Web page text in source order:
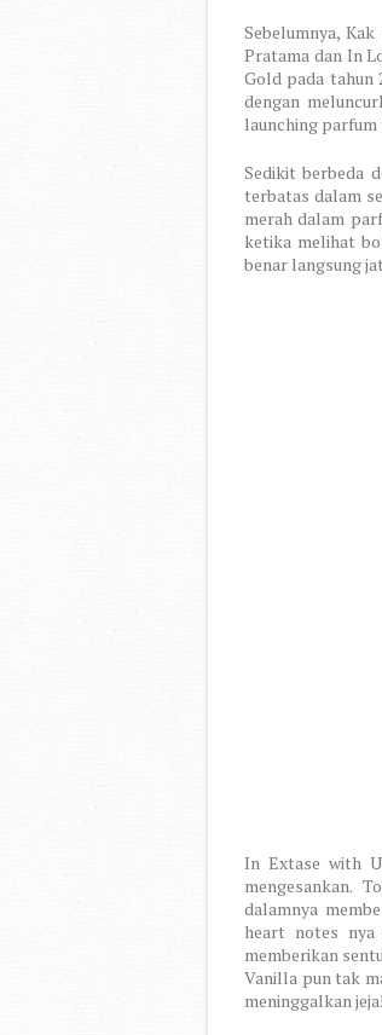
Sebelumnya,
Pratama dan In
Gold pada tahun
dengan
launching parfum
Sedikit berbeda
terbatas dalam
merah dalam
ketika melihat
benar langsung
In Extase with
mengesankan.
dalamnya
heart notes nya
memberikan
Vanilla pun tak
meninggalkan